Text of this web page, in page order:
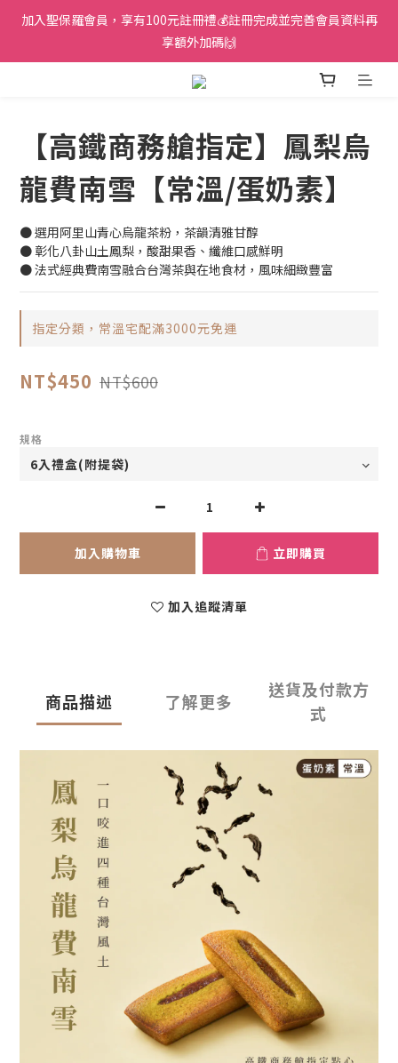
加入聖保羅會員，享有100元註冊禮💰註冊完成並完善會員資料再
享額外加碼🙌
【高鐵商務艙指定】鳳梨烏
龍費南雪【常溫/蛋奶素】
● 選用阿里山青心烏龍茶粉，茶韻清雅甘醇
● 彰化八卦山土鳳梨，酸甜果香、纖維口感鮮明
● 法式經典費南雪融合台灣茶與在地食材，風味細緻豐富
指定分類，常溫宅配滿3000元免運
NT$450 NT$600
規格
加入購物車 立即購買
加入追蹤清單
商品描述 了解更多
送貨及付款方
式